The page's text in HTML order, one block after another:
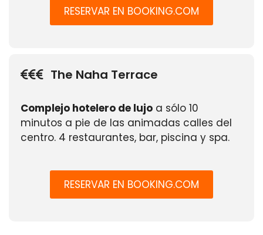
RESERVAR EN BOOKING.COM
The Naha Terrace
Complejo hotelero de lujo a sólo 10
minutos a pie de las animadas calles del
centro. 4 restaurantes, bar, piscina y spa.
RESERVAR EN BOOKING.COM